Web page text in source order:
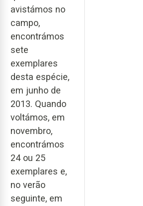
avistámos no
campo,
encontrámos
sete
exemplares
desta espécie,
em junho de
2013. Quando
voltámos, em
novembro,
encontrámos
24 ou 25
exemplares e,
no verão
seguinte, em